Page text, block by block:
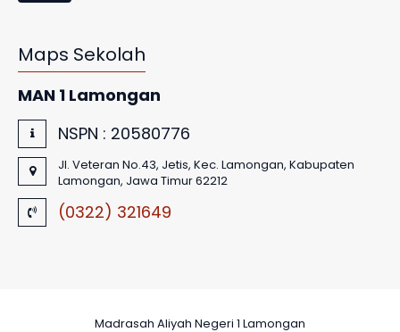
Maps Sekolah
MAN 1 Lamongan
NSPN : 20580776
Jl. Veteran No.43, Jetis, Kec. Lamongan, Kabupaten
Lamongan, Jawa Timur 62212
(0322) 321649
Madrasah Aliyah Negeri 1 Lamongan